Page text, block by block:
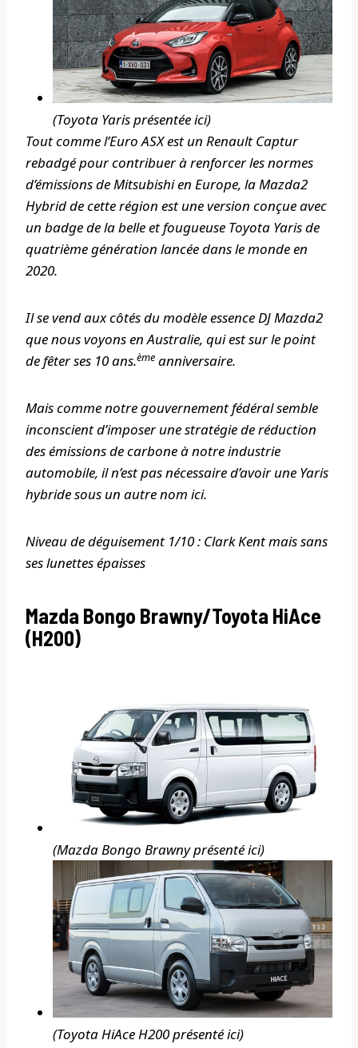
(Toyota Yaris présentée ici)
Tout comme l’Euro ASX est un Renault Captur
rebadgé pour contribuer à renforcer les normes
d’émissions de Mitsubishi en Europe, la Mazda2
Hybrid de cette région est une version conçue avec
un badge de la belle et fougueuse Toyota Yaris de
quatrième génération lancée dans le monde en
2020.
Il se vend aux côtés du modèle essence DJ Mazda2
que nous voyons en Australie, qui est sur le point
de fêter ses 10 ans.ème anniversaire.
Mais comme notre gouvernement fédéral semble
inconscient d’imposer une stratégie de réduction
des émissions de carbone à notre industrie
automobile, il n’est pas nécessaire d’avoir une Yaris
hybride sous un autre nom ici.
Niveau de déguisement 1/10 : Clark Kent mais sans
ses lunettes épaisses
Mazda Bongo Brawny/Toyota HiAce
(H200)
(Mazda Bongo Brawny présenté ici)
(Toyota HiAce H200 présenté ici)